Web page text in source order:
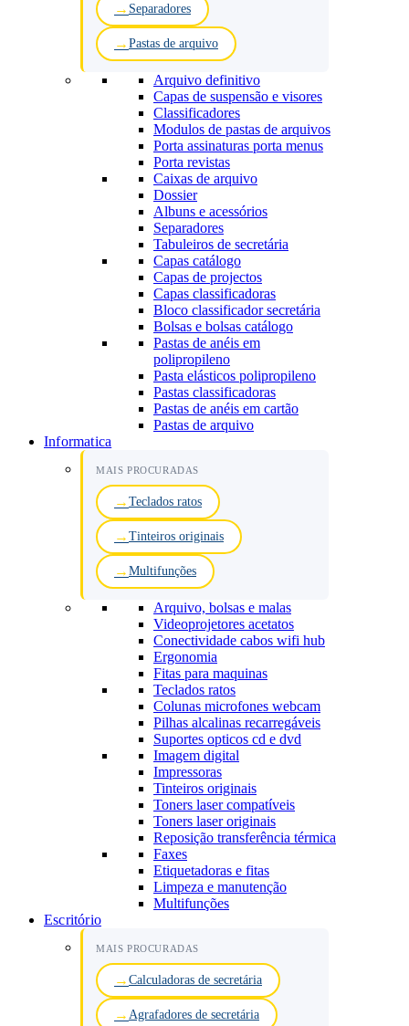
Separadores
Pastas de arquivo
Arquivo definitivo
Capas de suspensão e visores
Classificadores
Modulos de pastas de arquivos
Porta assinaturas porta menus
Porta revistas
Caixas de arquivo
Dossier
Albuns e acessórios
Separadores
Tabuleiros de secretária
Capas catálogo
Capas de projectos
Capas classificadoras
Bloco classificador secretária
Bolsas e bolsas catálogo
Pastas de anéis em
polipropileno
Pasta elásticos polipropileno
Pastas classificadoras
Pastas de anéis em cartão
Pastas de arquivo
Informatica
MAIS PROCURADAS
Teclados ratos
Tinteiros originais
Multifunções
Arquivo, bolsas e malas
Videoprojetores acetatos
Conectividade cabos wifi hub
Ergonomia
Fitas para maquinas
Teclados ratos
Colunas microfones webcam
Pilhas alcalinas recarregáveis
Suportes opticos cd e dvd
Imagem digital
Impressoras
Tinteiros originais
Toners laser compatíveis
Toners laser originais
Reposição transferência térmica
Faxes
Etiquetadoras e fitas
Limpeza e manutenção
Multifunções
Escritório
MAIS PROCURADAS
Calculadoras de secretária
Agrafadores de secretária